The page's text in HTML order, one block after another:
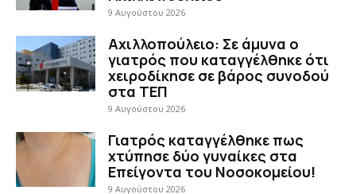
9 Αυγούστου 2026
Αχιλλοπούλειο: Σε άμυνα ο
γιατρός που καταγγέλθηκε ότι
χειροδίκησε σε βάρος συνοδού
στα ΤΕΠ
9 Αυγούστου 2026
Γιατρός καταγγέλθηκε πως
χτύπησε δύο γυναίκες στα
Επείγοντα του Νοσοκομείου!
9 Αυγούστου 2026